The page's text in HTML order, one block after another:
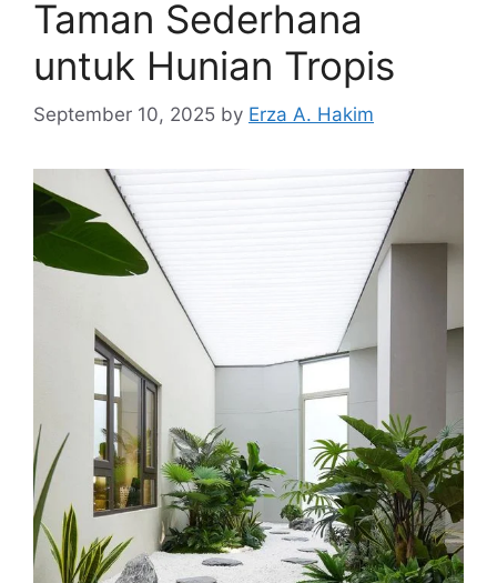
Taman Sederhana
untuk Hunian Tropis
September 10, 2025 by Erza A. Hakim